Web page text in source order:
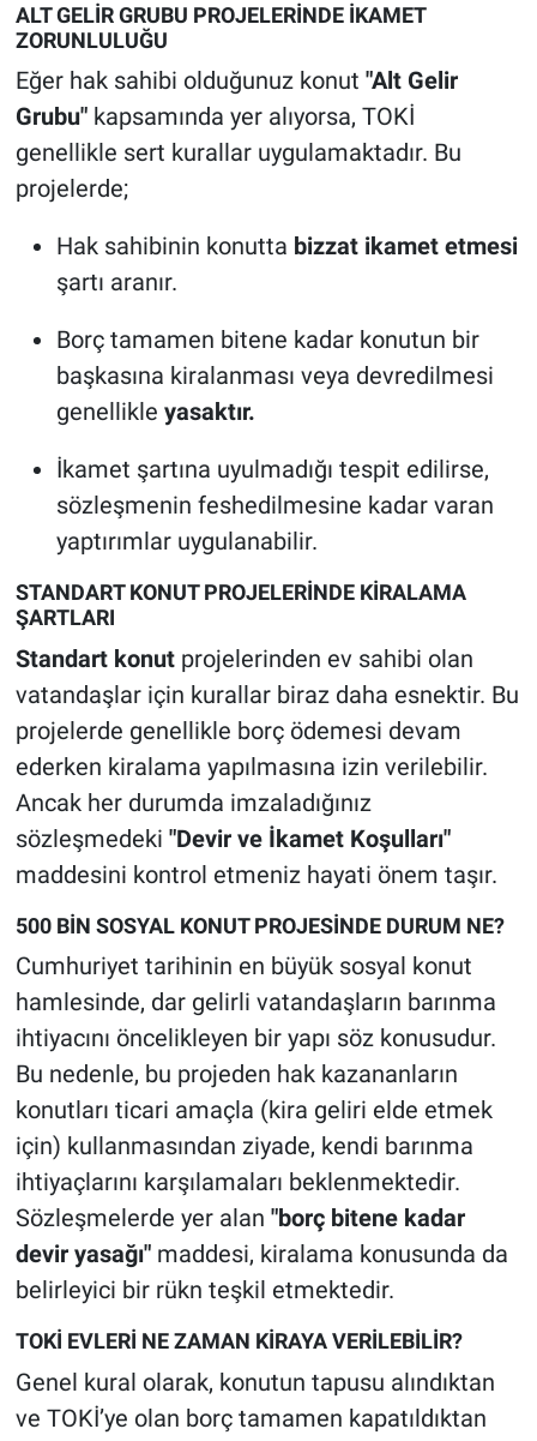
ALT GELİR GRUBU PROJELERİNDE İKAMET
ZORUNLULUĞU
Eğer hak sahibi olduğunuz konut "Alt Gelir
Grubu"kapsamında yer alıyorsa, TOKİ
genellikle sert kurallar uygulamaktadır. Bu
projelerde;
Hak sahibinin konutta bizzat ikamet etmesi
şartı aranır.
Borç tamamen bitene kadar konutun bir
başkasına kiralanması veya devredilmesi
genellikle yasaktır.
İkamet şartına uyulmadığı tespit edilirse,
sözleşmenin feshedilmesine kadar varan
yaptırımlar uygulanabilir.
STANDART KONUT PROJELERİNDE KİRALAMA
ŞARTLARI
Standart konutprojelerinden ev sahibi olan
vatandaşlar için kurallar biraz daha esnektir. Bu
projelerde genellikle borç ödemesi devam
ederken kiralama yapılmasına izin verilebilir.
Ancak her durumda imzaladığınız
sözleşmedeki "Devir ve İkamet Koşulları"
maddesini kontrol etmeniz hayati önem taşır.
500 BİN SOSYAL KONUT PROJESİNDE DURUM NE?
Cumhuriyet tarihinin en büyük sosyal konut
hamlesinde, dar gelirli vatandaşların barınma
ihtiyacını öncelikleyen bir yapı söz konusudur.
Bu nedenle, bu projeden hak kazananların
konutları ticari amaçla (kira geliri elde etmek
için) kullanmasından ziyade, kendi barınma
ihtiyaçlarını karşılamaları beklenmektedir.
Sözleşmelerde yer alan "borç bitene kadar
devir yasağı"maddesi, kiralama konusunda da
belirleyici bir rükn teşkil etmektedir.
TOKİ EVLERİ NE ZAMAN KİRAYA VERİLEBİLİR?
Genel kural olarak, konutun tapusu alındıktan
ve TOKİ’ye olan borç tamamen kapatıldıktan